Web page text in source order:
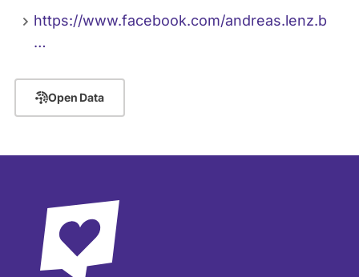
https://www.facebook.com/andreas.lenz.b
…
Open Data